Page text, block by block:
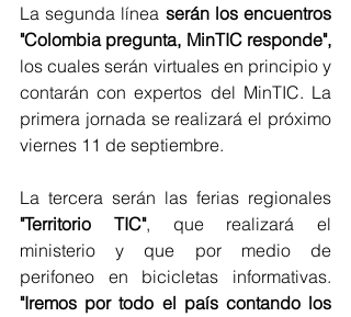
La segunda línea serán los encuentros
"Colombia pregunta, MinTIC responde",
los cuales serán virtuales en principio y
contarán con expertos del MinTIC. La
primera jornada se realizará el próximo
viernes 11 de septiembre.
"Territorio TIC", que realizará el
ministerio y que por medio de
"Iremos por todo el país contando los